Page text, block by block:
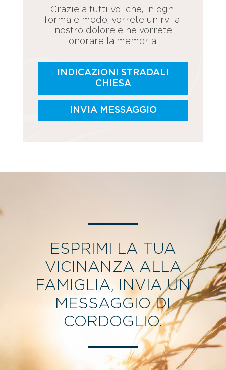
Grazie a tutti voi che, in ogni
forma e modo, vorrete unirvi al
nostro dolore e ne vorrete
onorare la memoria.
INDICAZIONI STRADALI
CHIESA
INVIA MESSAGGIO
ESPRIMI LA TUA
VICINANZA ALLA
FAMIGLIA, INVIA UN
MESSAGGIO DI
CORDOGLIO.